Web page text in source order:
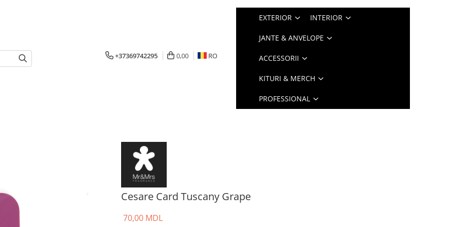
+37369742295 0,00 RO
EXTERIOR INTERIOR
JANTE & ANVELOPE
ACCESSORII
KITURI & MERCH
PROFESSIONAL
Cesare Card Tuscany Grape
70,00 MDL